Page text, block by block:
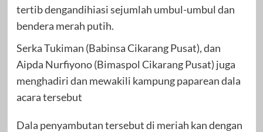
tertib dengandihiasi sejumlah umbul-umbul dan
bendera merah putih.
Serka Tukiman (Babinsa Cikarang Pusat), dan
Aipda Nurfiyono (Bimaspol Cikarang Pusat) juga
menghadiri dan mewakili kampung paparean dala
acara tersebut
Dala penyambutan tersebut di meriah kan dengan